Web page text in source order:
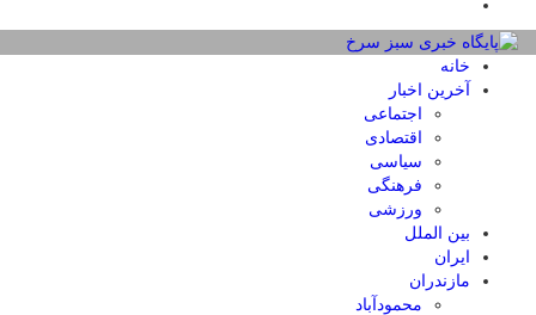
خانه
آخرین اخبار
اجتماعی
اقتصادی
سیاسی
فرهنگی
ورزشی
بین الملل
ایران
مازندران
محمودآباد